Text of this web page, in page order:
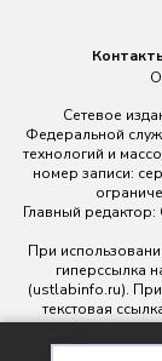
Сетевое
Федеральной
технологий и
номер записи:
Главный
При
гиперссылка
(ustlabinfo.ru). При
текстовая